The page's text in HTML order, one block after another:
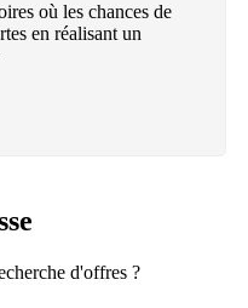
où les chances de
en réalisant un
d'offres ?